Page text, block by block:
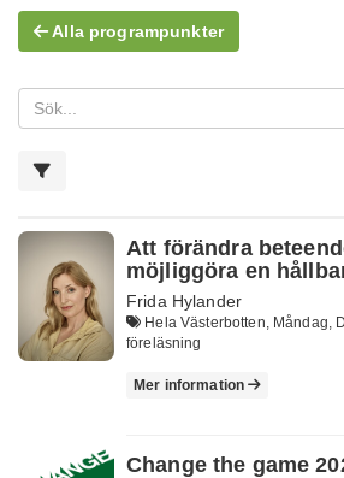
Alla programpunkter
Att förändra
möjliggöra en
Frida Hylander
Hela Västerbotten, Måndag,
föreläsning
Mer information
Change the game